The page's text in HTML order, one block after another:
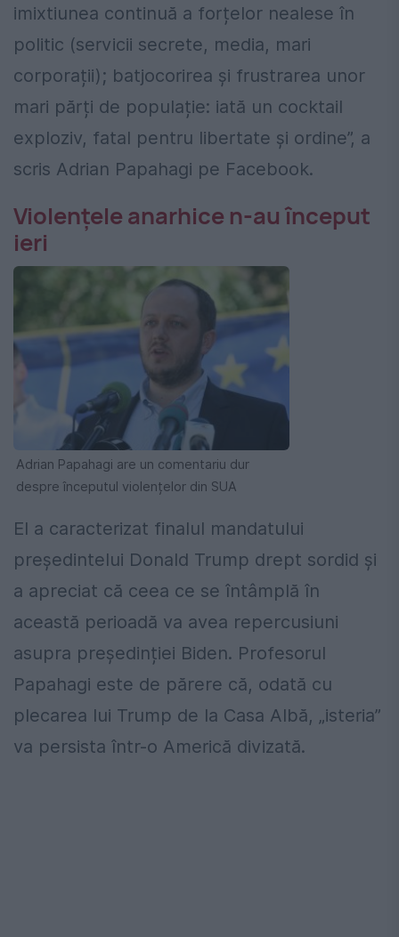
imixtiunea continuă a forțelor nealese în
politic (servicii secrete, media, mari
corporații); batjocorirea și frustrarea unor
mari părți de populație: iată un cocktail
exploziv, fatal pentru libertate și ordine”, a
scris Adrian Papahagi pe Facebook.
Violențele anarhice n-au început
ieri
Adrian Papahagi are un comentariu dur
despre începutul violențelor din SUA
El a caracterizat finalul mandatului
președintelui Donald Trump drept sordid și
a apreciat că ceea ce se întâmplă în
această perioadă va avea repercusiuni
asupra președinției Biden. Profesorul
Papahagi este de părere că, odată cu
plecarea lui Trump de la Casa Albă, „isteria”
va persista într-o Americă divizată.